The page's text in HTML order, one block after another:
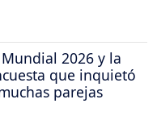
Mundial 2026 y la
que inquietó
parejas